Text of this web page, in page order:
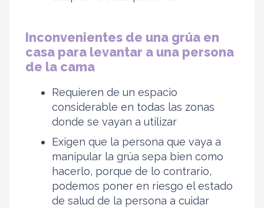
Inconvenientes de una grúa en
casa para levantar a una persona
de la cama
Requieren de un espacio
considerable en todas las zonas
donde se vayan a utilizar
Exigen que la persona que vaya a
manipular la grúa sepa bien como
hacerlo, porque de lo contrario,
podemos poner en riesgo el estado
de salud de la persona a cuidar